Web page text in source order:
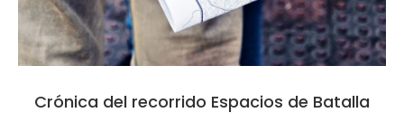
Crónica del recorrido Espacios de Batalla